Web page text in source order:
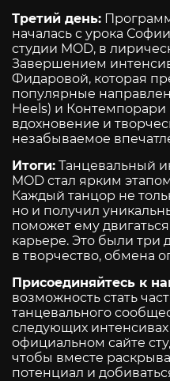
Третий день:
началась с урока
студии MOD, в
Завершением
Фидаровой, которая
популярные
Heels) и Контемпорари
вдохновение и
незабываемое
Итоги: Танцевальный
MOD стал ярким
Каждый танцор не
но и получил
поможет ему
карьере. Это были три
в творчество, обмена
Присоединяйтесь к
возможность стать
танцевального
следующих
официальном сайте
чтобы вместе
потенциал и